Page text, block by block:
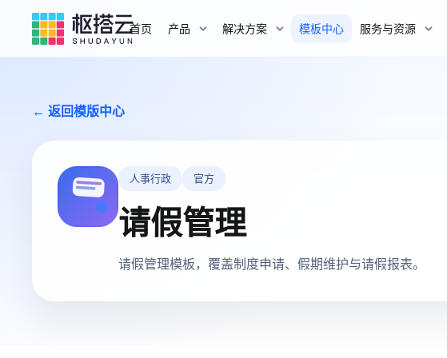
首页 产品 解决方案 模板中心 服务与资源
← 返回模版中心
人事行政 官方
请假管理
请假管理模板，覆盖制度申请、假期维护与请假报表。